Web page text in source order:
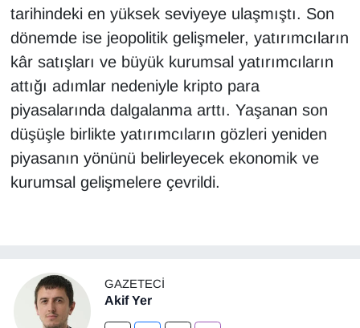
tarihindeki en yüksek seviyeye ulaşmıştı. Son
dönemde ise jeopolitik gelişmeler, yatırımcıların
kâr satışları ve büyük kurumsal yatırımcıların
attığı adımlar nedeniyle kripto para
piyasalarında dalgalanma arttı. Yaşanan son
düşüşle birlikte yatırımcıların gözleri yeniden
piyasanın yönünü belirleyecek ekonomik ve
kurumsal gelişmelere çevrildi.
GAZETECI
Akif Yer